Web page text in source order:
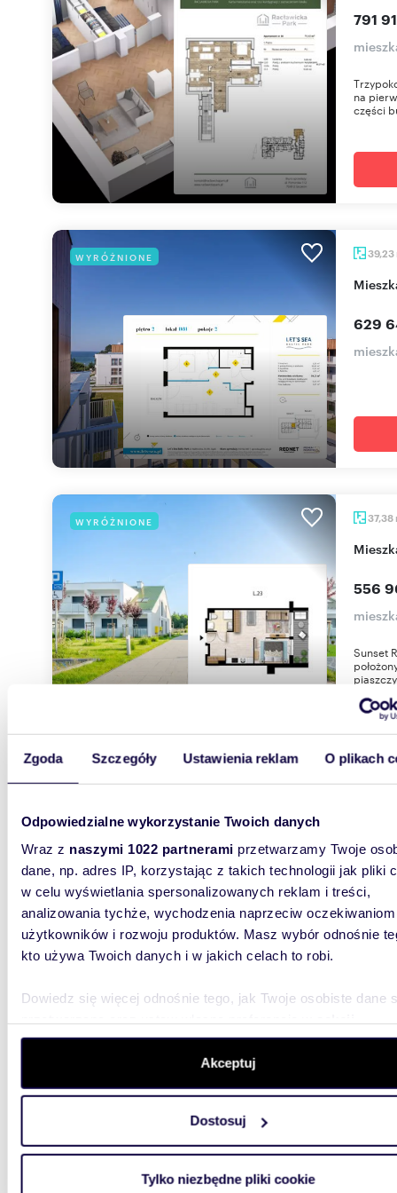
Zgoda Szczegóły Ustawienia reklam O plikach
Odpowiedzialne wykorzystanie Twoich danych
Wraz z naszymi 1022 partnerami przetwarzamy Twoje
dane, np. adres IP, korzystając z takich technologii jak pliki
w celu wyświetlania spersonalizowanych reklam i treści,
analizowania tychże, wychodzenia naprzeciw oczekiwaniom
użytkowników i rozwoju produktów. Masz wybór odnośnie
kto używa Twoich danych i w jakich celach to robi.
Dowiedz się więcej odnośnie tego, jak Twoje osobiste dane
szczegółów. W Deklaracji plików cookie możesz zmienić
wycofać swoją zgodę w dowolnej chwili.
aby oferować funkcje społecznościowe i analizować ruch w
witrynie. Informacje o tym, jak korzystasz z naszej witryny,
analitycznym. Partnerzy mogą połączyć te informacje z
Akceptuj
Dostosuj
Tylko niezbędne pliki cookie
791
na
części
WYRÓŻNIONE 39,23
629
WYRÓŻNIONE 37,38
556
Sunset
WYRÓŻNIONE
499